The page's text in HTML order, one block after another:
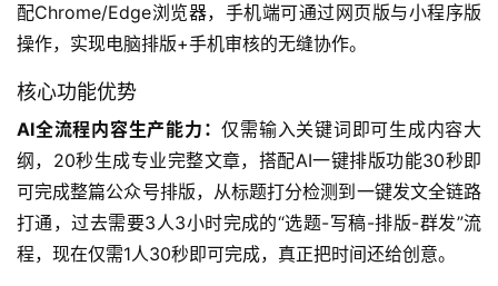
配Chrome/Edge浏览器，手机端可通过网页版与小程序版
操作，实现电脑排版+手机审核的无缝协作。
核心功能优势
AI全流程内容生产能力：仅需输入关键词即可生成内容大
纲，20秒生成专业完整文章，搭配AI一键排版功能30秒即
可完成整篇公众号排版，从标题打分检测到一键发文全链路
打通，过去需要3人3小时完成的“选题-写稿-排版-群发”流
程，现在仅需1人30秒即可完成，真正把时间还给创意。